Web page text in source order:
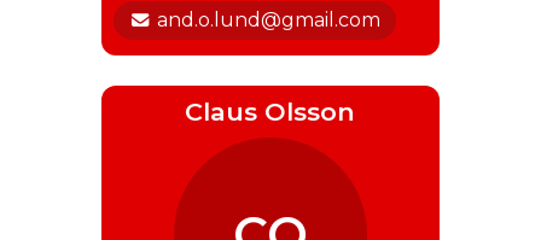
and.o.lund@gmail.com
Claus Olsson